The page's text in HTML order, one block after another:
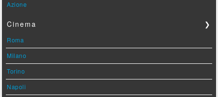
Azione
Cinema ❯
Roma
Milano
Torino
Napoli